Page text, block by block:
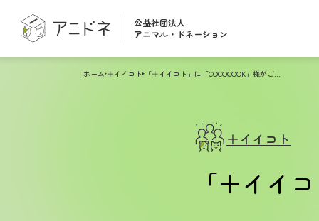
公益社団法人
アニマル・ドネーション
ホーム ＋イイコト 「＋イイコト」に「COCOCOOK」様がご参画
＋イイコト
「＋イイ